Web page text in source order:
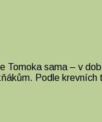
sama – v
Podle